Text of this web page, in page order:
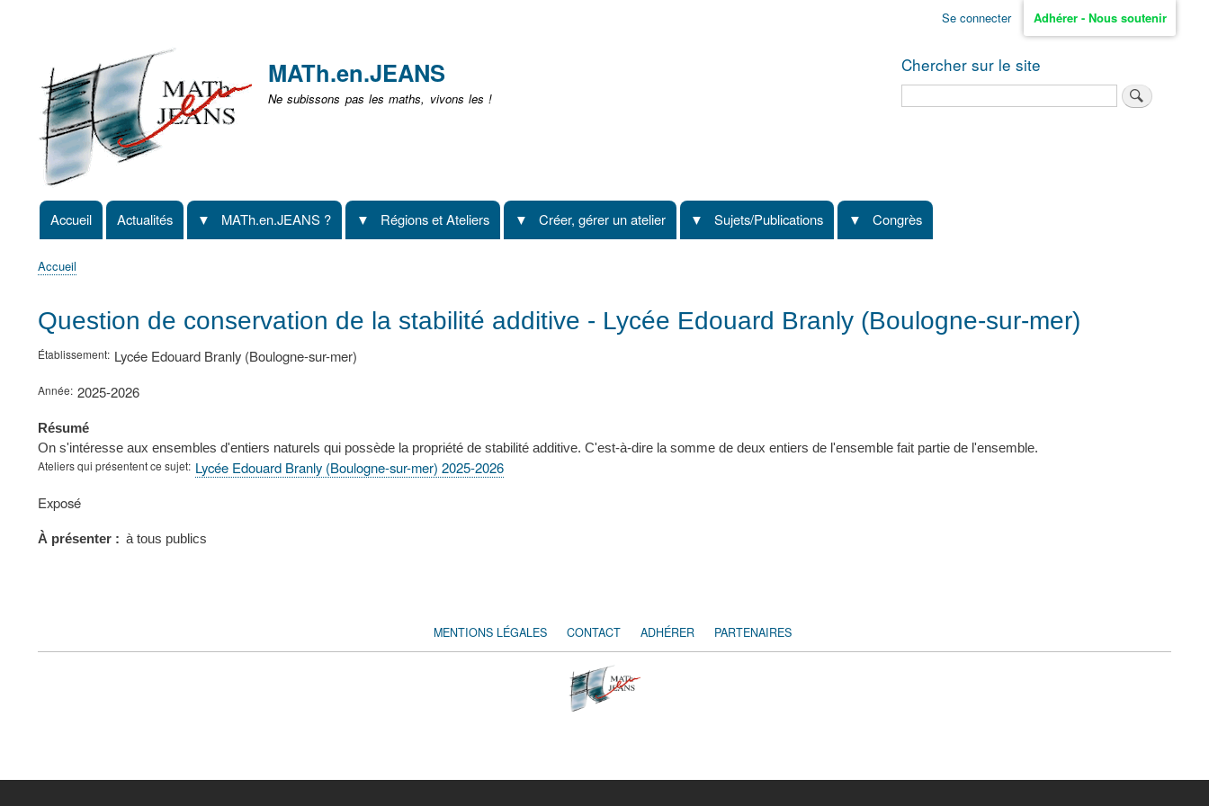
non
identifié
Se connecter Adhérer - Nous soutenir
MATh.en.JEANS
Ne subissons pas les maths, vivons les !
Chercher sur le site
Navigation
principale
Accueil Actualités MATh.en.JEANS ? Régions et Ateliers Créer, gérer un atelier Sujets/Publications Congrès
d'Ariane
Accueil
Question de conservation de la stabilité additive - Lycée Edouard Branly (Boulogne-sur-mer)
Établissement Lycée Edouard Branly (Boulogne-sur-mer)
Année 2025-2026
Résumé
On s'intéresse aux ensembles d'entiers naturels qui possède la propriété de stabilité additive. C'est-à-dire la somme de deux entiers de l'ensemble fait partie de l'ensemble.
Ateliers qui présentent ce sujet Lycée Edouard Branly (Boulogne-sur-mer) 2025-2026
Type
présentation
Exposé
À présenter à tous publics
FOOTER
MENTIONS LÉGALES CONTACT ADHÉRER PARTENAIRES